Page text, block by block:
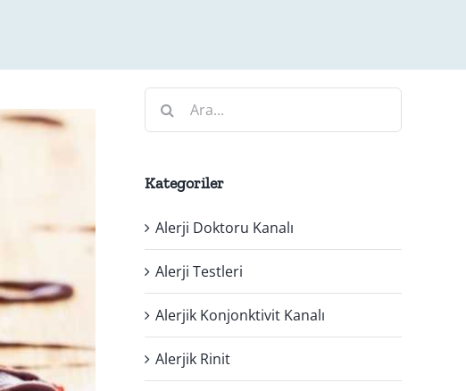
Kategoriler
Alerji Doktoru Kanalı
Alerji Testleri
Alerjik Konjonktivit Kanalı
Alerjik Rinit